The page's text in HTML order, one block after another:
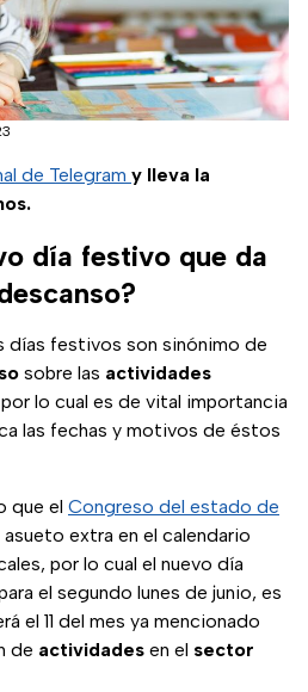
de Telegram y lleva la
día festivo que da
días festivos son sinónimo de
sobre las actividades
lo cual es de vital importancia
las fechas y motivos de éstos
que el Congreso del estado de
extra en el calendario
por lo cual el nuevo día
el segundo lunes de junio, es
el 11 del mes ya mencionado
de actividades en el sector